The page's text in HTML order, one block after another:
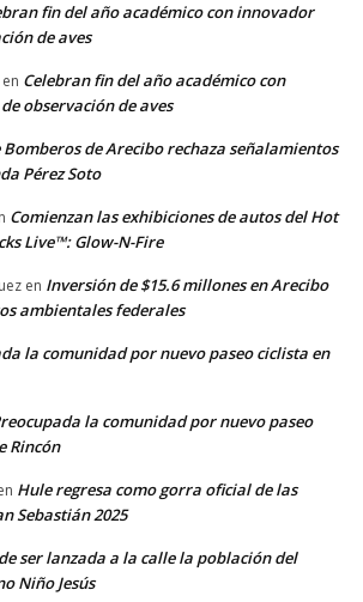
fin del año académico con innovador
de aves
en Celebran fin del año académico con
observación de aves
Bomberos de Arecibo rechaza señalamientos
Pérez Soto
Comienzan las exhibiciones de autos del Hot
Live™: Glow-N-Fire
en Inversión de $15.6 millones en Arecibo
ambientales federales
la comunidad por nuevo paseo ciclista en
la comunidad por nuevo paseo
Rincón
Hule regresa como gorra oficial de las
Sebastián 2025
ser lanzada a la calle la población del
Niño Jesús